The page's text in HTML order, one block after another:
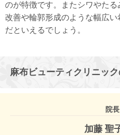
のが特徴です。またシワやた
改善や輪郭形成のような幅広
だといえるでしょう。
麻布ビューティクリニッ
院長
加藤 聖